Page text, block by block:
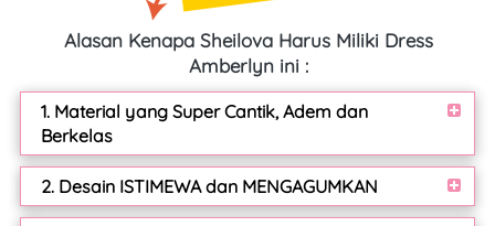
Alasan Kenapa Sheilova Harus Miliki Dress
Amberlyn ini :
1. Material yang Super Cantik, Adem dan
Berkelas
2. Desain ISTIMEWA dan MENGAGUMKAN